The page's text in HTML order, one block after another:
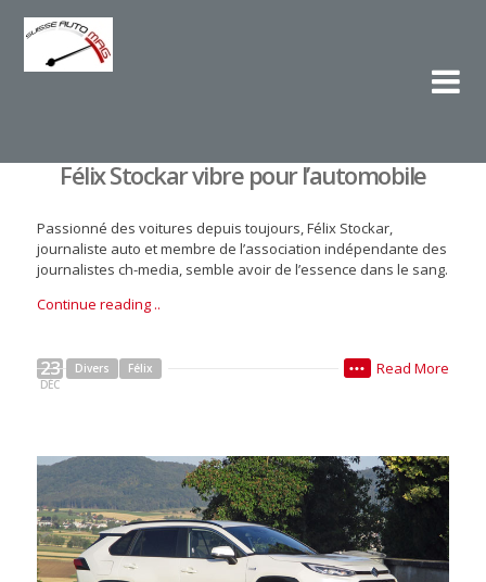
Félix Stockar vibre pour l’automobile
Passionné des voitures depuis toujours, Félix Stockar,
journaliste auto et membre de l’association indépendante des
journalistes ch-media, semble avoir de l’essence dans le sang.
Continue reading ..
23
DÉC
Divers Félix Read More
•••